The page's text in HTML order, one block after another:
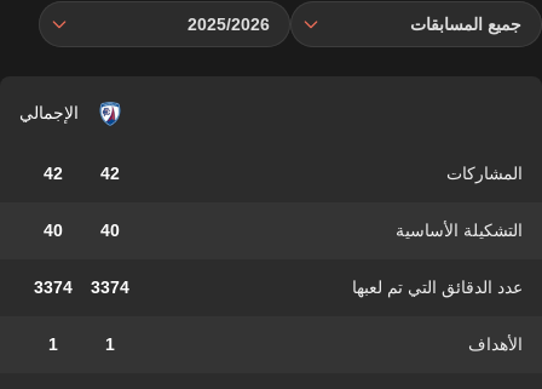
جميع المسابقات 2025/2026
الإجمالي
المشاركات 42
42
التشكيلة الأساسية 40
40
عدد الدقائق التي تم لعبها 3374
3374
الأهداف 1
1